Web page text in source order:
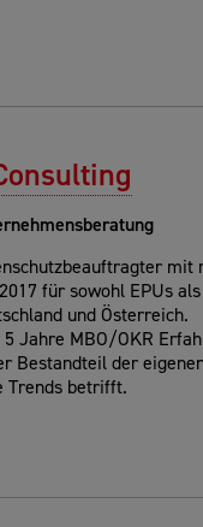
mit
für sowohl EPUs
und Österreich.
5 Jahre MBO/OKR
Bestandteil der
Trends betrifft.